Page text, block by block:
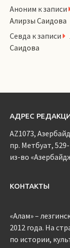
Аноним к записи
Алирзы Саидова
Севда к записи
Саидова
АДРЕС
AZ1073,
пр. Метбуат,
из-во
КОНТАКТЫ
«Алам» –
2012 года. На
по истории,